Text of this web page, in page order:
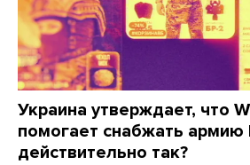
Украина утверждает, что
помогает снабжать
действительно так?